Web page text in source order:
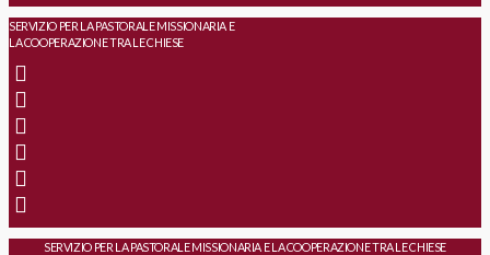
SERVIZIO PER LA PASTORALE MISSIONARIA E
LA COOPERAZIONE TRA LE CHIESE
SERVIZIO PER LA PASTORALE MISSIONARIA E LA COOPERAZIONE TRA LE CHIESE